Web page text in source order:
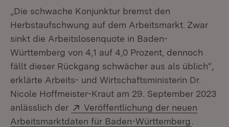
„Die schwache Konjunktur bremst den
Herbstaufschwung auf dem Arbeitsmarkt. Zwar
sinkt die Arbeitslosenquote in Baden-
Württemberg von 4,1 auf 4,0 Prozent, dennoch
fällt dieser Rückgang schwächer aus als üblich“,
erklärte Arbeits- und Wirtschaftsministerin Dr.
Nicole Hoffmeister-Kraut am 29. September 2023
anlässlich der
Extern:
Veröffentlichung der neuen
Arbeitsmarktdaten für Baden-Württemberg